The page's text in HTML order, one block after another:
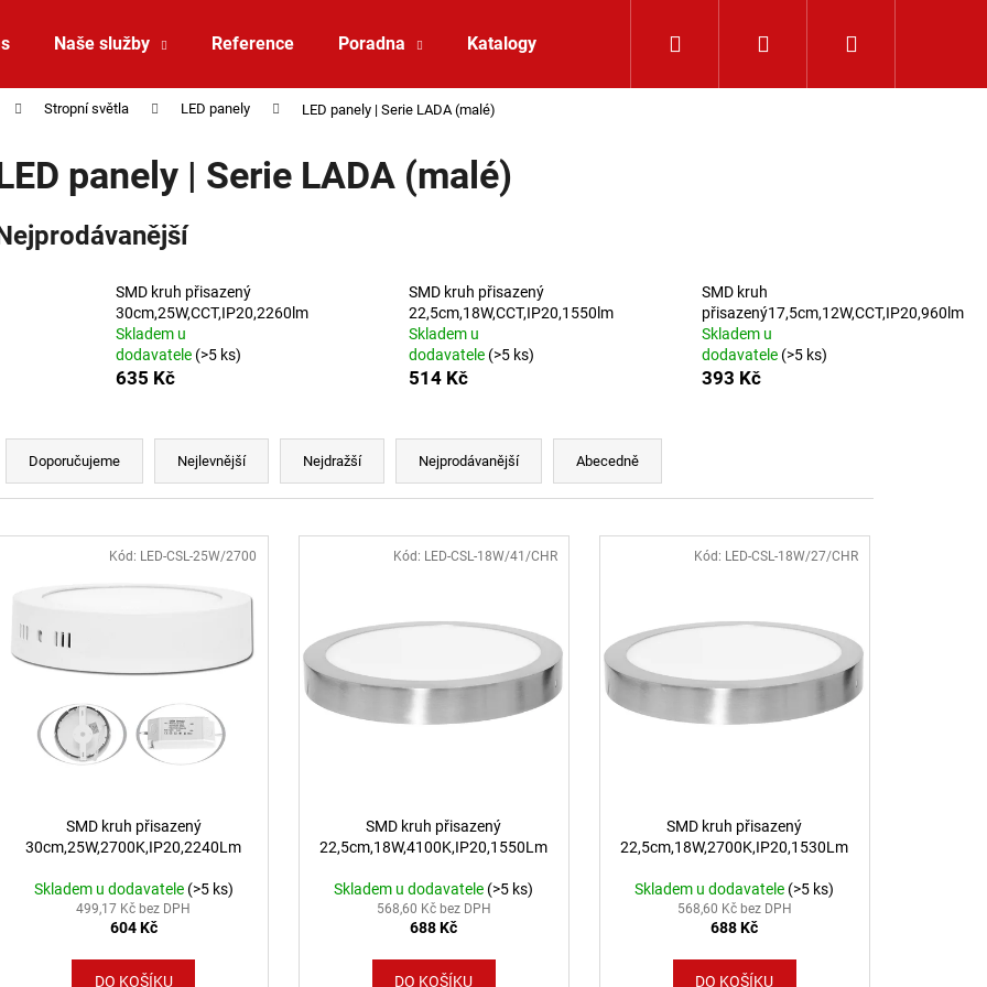
Naše služby Reference Poradna Katalogy Přihlášení
Stropní světla LED panely LED panely | Serie LADA (malé)
panely | Serie LADA (malé)
SMD kruh přisazený
30cm,25W,CCT,IP20,2260lm
Skladem u
dodavatele (>5 ks)
635 Kč
SMD kruh přisazený
22,5cm,18W,CCT,IP20,1550lm
Skladem u
dodavatele (>5 ks)
514 Kč
SMD kruh
přisazený17,5cm,12W,CCT,IP20,960lm
Skladem u
dodavatele (>5 ks)
393 Kč
Řazení produktů
Doporučujeme Nejlevnější Nejdražší Nejprodávanější Abecedně
produktů
SMD kruh přisazený
30cm,25W,2700K,IP20,2240Lm
Skladem u dodavatele (>5 ks)
499,17 Kč bez DPH
604 Kč
DO KOŠÍKU
Kód: LED-CSL-25W/2700
SMD kruh přisazený
22,5cm,18W,4100K,IP20,1550Lm
Skladem u dodavatele (>5 ks)
568,60 Kč bez DPH
688 Kč
DO KOŠÍKU
Kód: LED-CSL-18W/41/CHR
SMD kruh přisazený
22,5cm,18W,2700K,IP20,1530Lm
Skladem u dodavatele (>5 ks)
568,60 Kč bez DPH
688 Kč
DO KOŠÍKU
Kód: LED-CSL-18W/27/CHR
Co potřebujete najít?
Doporučujeme
- LED2 LIGHTING
MAGLINE II 60, B DALI TW 24W 3000K-